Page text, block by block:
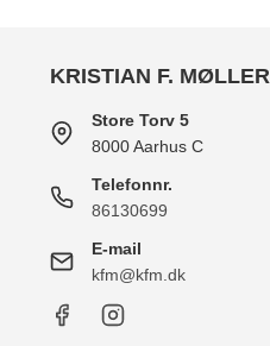
KRISTIAN F. MØLLER
Store Torv 5
8000 Aarhus C
Telefonnr.
86130699
E-mail
kfm@kfm.dk